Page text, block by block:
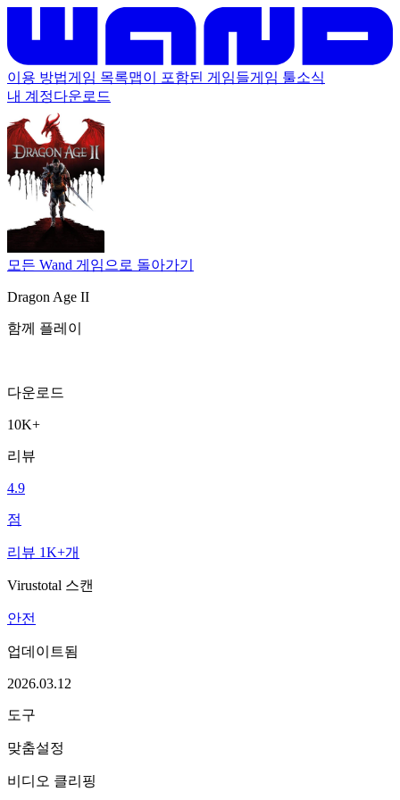
이용 방법게임 목록맵이 포함된 게임들게임 툴소식
내 계정다운로드
모든 Wand 게임으로 돌아가기
Dragon Age II
함께 플레이
다운로드
10K+
리뷰
4.9
점
리뷰 1K+개
Virustotal 스캔
안전
업데이트됨
2026.03.12
도구
맞춤설정
비디오 클리핑